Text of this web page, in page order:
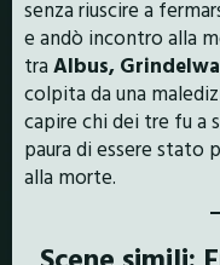
senza riuscire a
e andò incontro alla
tra Albus,
colpita da una
capire chi dei tre fu a
paura di essere stato
alla morte.